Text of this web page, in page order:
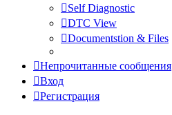
Self Diagnostic
DTC View
Documentstion & Files
Непрочитанные сообщения
Вход
Регистрация